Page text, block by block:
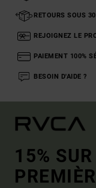
RETOURS SOUS
REJOIGNEZ LE
PAIEMENT 100%
BESOIN D'AIDE ?
15%